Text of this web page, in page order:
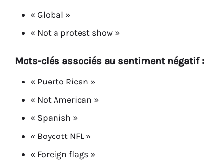
« Global »
« Not a protest show »
Mots-clés associés au sentiment négatif :
« Puerto Rican »
« Not American »
« Spanish »
« Boycott NFL »
« Foreign flags »